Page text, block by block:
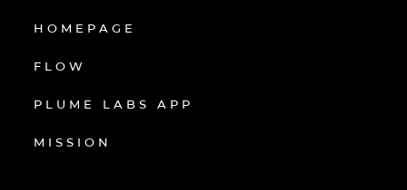
HOMEPAGE
FLOW
PLUME LABS APP
MISSION